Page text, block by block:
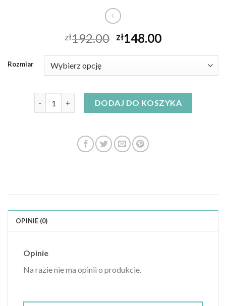
zł192.00 zł148.00
Rozmiar
DODAJ DO KOSZYKA
OPINIE (0)
Opinie
Na razie nie ma opinii o produkcie.